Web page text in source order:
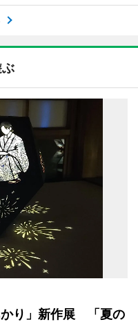
かり」新作展 「夏の